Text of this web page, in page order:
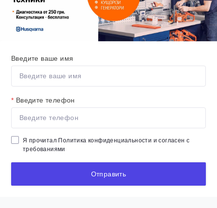
Введите ваше имя
* Введите телефон
Я прочитал Политика конфиденциальности и согласен с
требованиями
Отправить